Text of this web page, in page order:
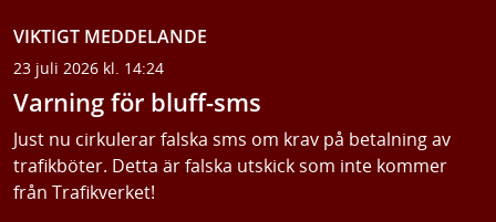
VIKTIGT MEDDELANDE
23 juli 2026 kl. 14:24
Varning för bluff-sms
Just nu cirkulerar falska sms om krav på betalning av
trafikböter. Detta är falska utskick som inte kommer
från Trafikverket!